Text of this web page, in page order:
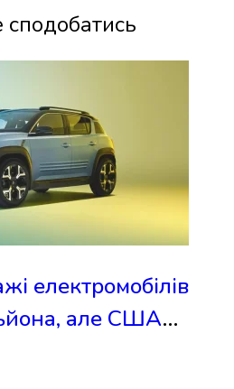
електромобілів
але США